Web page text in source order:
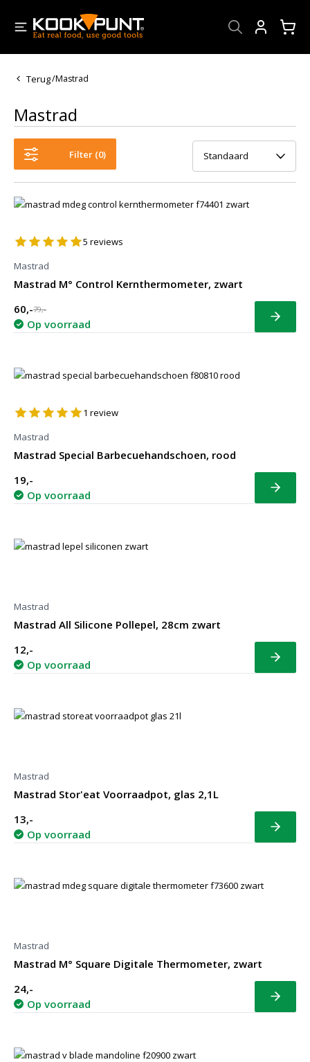
Terug/Mastrad
Mastrad
Filter (0) Standaard
5 reviews
Mastrad
Mastrad M° Control Kernthermometer, zwart
60,-79,-
Op voorraad Bekijk
1 review
Mastrad
Mastrad Special Barbecuehandschoen, rood
19,-
Op voorraad
Bekijk
Mastrad
Mastrad All Silicone Pollepel, 28cm zwart
12,-
Op voorraad
Bekijk
Mastrad
Mastrad Stor'eat Voorraadpot, glas 2,1L
13,-
Op voorraad
Bekijk
Mastrad
Mastrad M° Square Digitale Thermometer, zwart
24,-
Op voorraad
Bekijk